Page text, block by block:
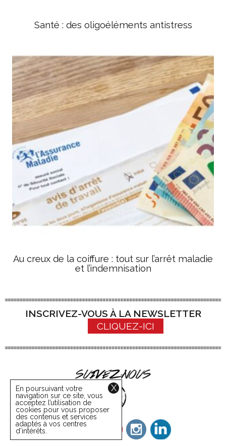
Santé : des oligoéléments antistress
Au creux de la coiffure : tout sur l’arrêt maladie
et l’indemnisation
INSCRIVEZ-VOUS À LA NEWSLETTER
CLIQUEZ-ICI
X
En poursuivant votre
navigation sur ce site, vous
acceptez l’utilisation de
cookies pour vous proposer
des contenus et services
adaptés à vos centres
d’intérêts.